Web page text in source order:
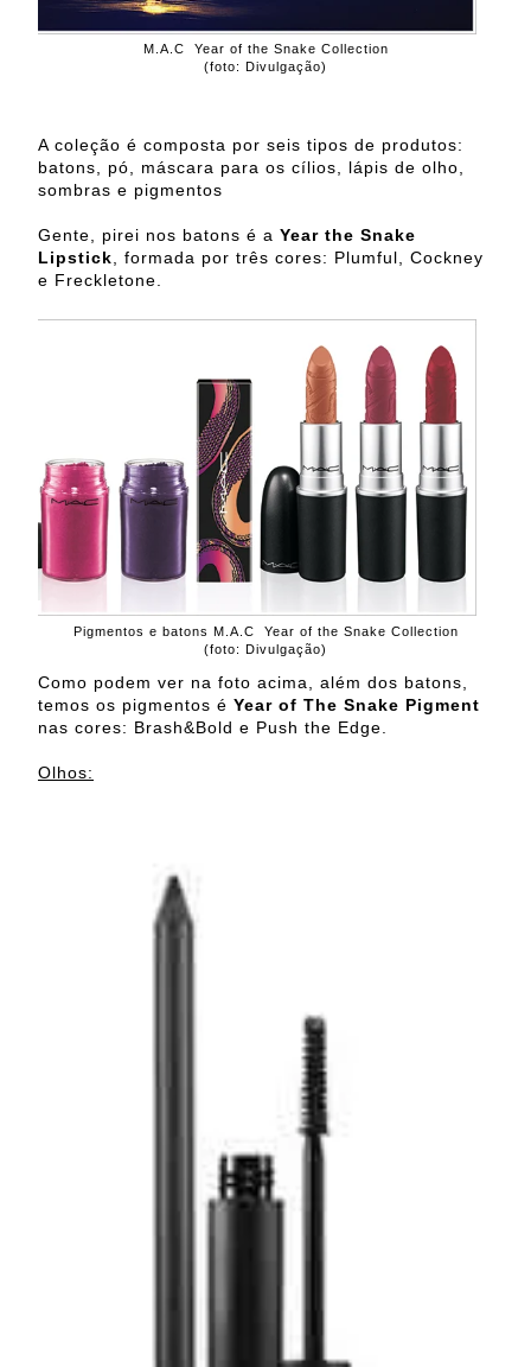
M.A.C Year of the Snake Collection
(foto: Divulgação)
A coleção é composta por seis tipos de produtos:
batons, pó, máscara para os cílios, lápis de olho,
sombras e pigmentos
Gente, pirei nos batons é a Year the Snake
Lipstick , formada por três cores: Plumful, Cockney
e Freckletone.
Pigmentos e batons M.A.C Year of the Snake Collection
(foto: Divulgação)
Como podem ver na foto acima, além dos batons,
temos os pigmentos é Year of The Snake Pigment
nas cores: Brash&Bold e Push the Edge.
Olhos: